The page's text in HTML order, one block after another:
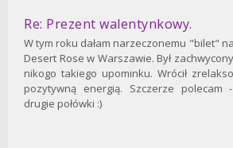
Re: Prezent walentynkowy.
W tym roku dałam narzeczonemu "bilet"
Desert Rose w Warszawie. Był
nikogo takiego upominku. Wrócił
pozytywną energią. Szczerze polecam
drugie połówki :)